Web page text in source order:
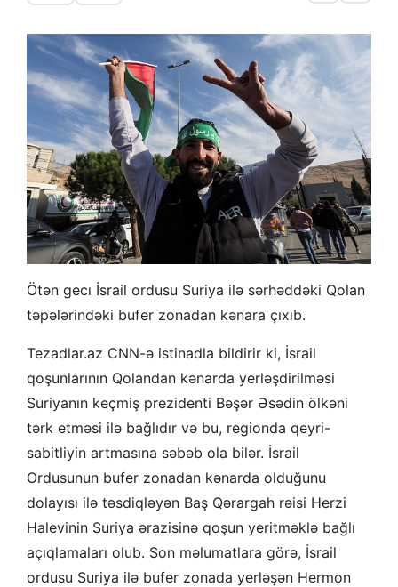
Ötən gecı İsrail ordusu Suriya ilə sərhəddəki Qolan
təpələrindəki bufer zonadan kənara çıxıb.
Tezadlar.az CNN-ə istinadla bildirir ki, İsrail
qoşunlarının Qolandan kənarda yerləşdirilməsi
Suriyanın keçmiş prezidenti Bəşər Əsədin ölkəni
tərk etməsi ilə bağlıdır və bu, regionda qeyri-
sabitliyin artmasına səbəb ola bilər. İsrail
Ordusunun bufer zonadan kənarda olduğunu
dolayısı ilə təsdiqləyən Baş Qərargah rəisi Herzi
Halevinin Suriya ərazisinə qoşun yeritməklə bağlı
açıqlamaları olub. Son məlumatlara görə, İsrail
ordusu Suriya ilə bufer zonada yerləşən Hermon